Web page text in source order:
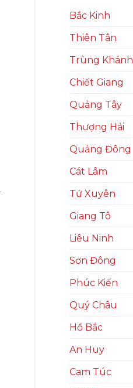
Bắc Kinh
Thiên Tân
Trùng Khánh
Chiết Giang
Quảng Tây
Thượng Hải
Quảng Đông
Cát Lâm
Tứ Xuyên
Giang Tô
Liêu Ninh
Sơn Đông
Phúc Kiến
Quý Châu
Hồ Bắc
An Huy
Cam Túc